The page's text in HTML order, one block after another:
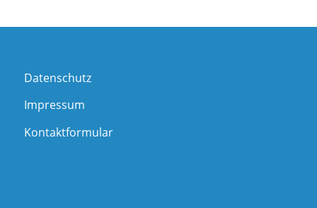
Datenschutz
Impressum
Kontaktformular